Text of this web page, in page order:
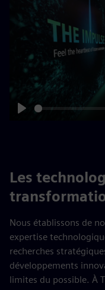
Les
Nous établissons de
expertise
recherches
développements
limites du possible. À